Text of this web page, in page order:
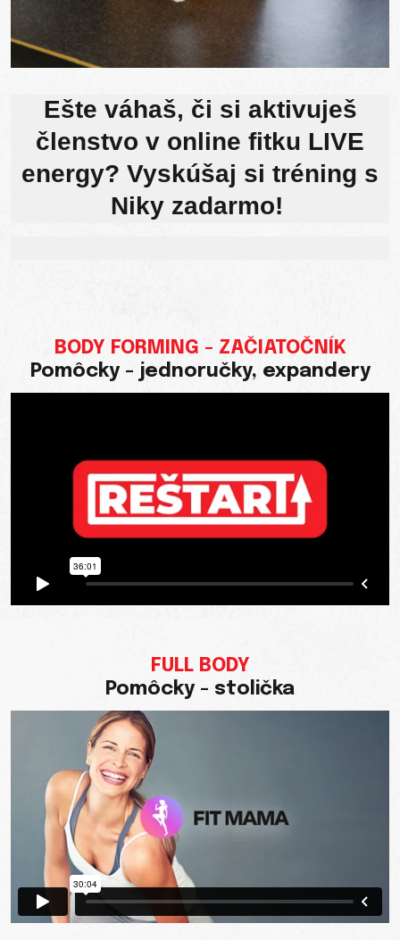
Ešte váhaš, či si aktivuješ
členstvo v online fitku LIVE
energy? Vyskúšaj si tréning s
Niky zadarmo!
BODY FORMING - ZAČIATOČNÍK
Pomôcky - jednoručky, expandery
FULL BODY
Pomôcky - stolička